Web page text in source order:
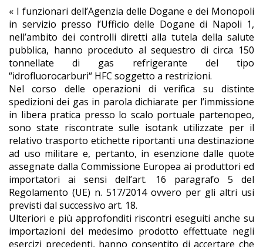
« I funzionari dell’Agenzia delle Dogane e dei Monopoli
in servizio presso l’Ufficio delle Dogane di Napoli 1,
nell’ambito dei controlli diretti alla tutela della salute
pubblica, hanno proceduto al sequestro di circa 150
tonnellate di gas refrigerante del tipo
“idrofluorocarburi“ HFC soggetto a restrizioni.
Nel corso delle operazioni di verifica su distinte
spedizioni dei gas in parola dichiarate per l’immissione
in libera pratica presso lo scalo portuale partenopeo,
sono state riscontrate sulle isotank utilizzate per il
relativo trasporto etichette riportanti una destinazione
ad uso militare e, pertanto, in esenzione dalle quote
assegnate dalla Commissione Europea ai produttori ed
importatori ai sensi dell’art. 16 paragrafo 5 del
Regolamento (UE) n. 517/2014 ovvero per gli altri usi
previsti dal successivo art. 18.
Ulteriori e più approfonditi riscontri eseguiti anche su
importazioni del medesimo prodotto effettuate negli
esercizi precedenti, hanno consentito di accertare che